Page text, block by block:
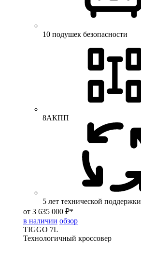
10 подушек безопасности
8АКПП
5 лет технической поддержки
от 3 635 000 ₽*
в наличии обзор
TIGGO 7L
Технологичный кроссовер